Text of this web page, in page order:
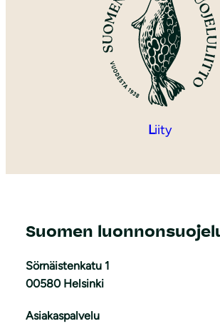
Liity
Suomen
Sörnäistenkatu 1
00580 Helsinki
Asiakaspalvelu